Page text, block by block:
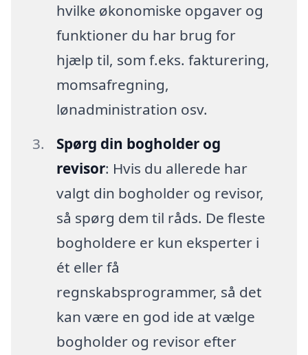
hvilke økonomiske opgaver og
funktioner du har brug for
hjælp til, som f.eks. fakturering,
momsafregning,
lønadministration osv.
Spørg din bogholder og
revisor: Hvis du allerede har
valgt din bogholder og revisor,
så spørg dem til råds. De fleste
bogholdere er kun eksperter i
ét eller få
regnskabsprogrammer, så det
kan være en god ide at vælge
bogholder og revisor efter